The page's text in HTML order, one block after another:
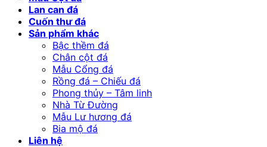
Lan can đá
Cuốn thư đá
Sản phẩm khác
Bậc thềm đá
Chân cột đá
Mẫu Cổng đá
Rồng đá – Chiếu đá
Phong thủy – Tâm linh
Nhà Từ Đường
Mẫu Lư hương đá
Bia mộ đá
Liên hệ